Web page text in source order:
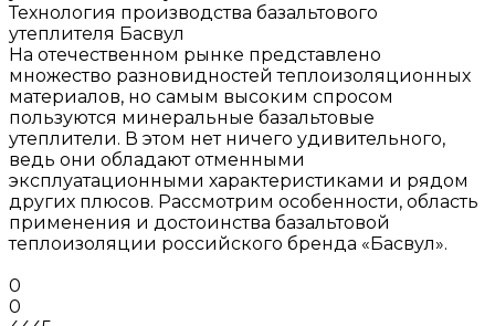
Технология производства базальтового
утеплителя Басвул
На отечественном рынке представлено
множество разновидностей теплоизоляционных
материалов, но самым высоким спросом
пользуются минеральные базальтовые
утеплители. В этом нет ничего удивительного,
ведь они обладают отменными
эксплуатационными характеристиками и рядом
других плюсов. Рассмотрим особенности, область
применения и достоинства базальтовой
теплоизоляции российского бренда «Басвул».
0
0